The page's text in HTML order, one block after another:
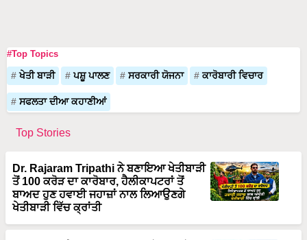
#Top Topics
ਖੇਤੀ ਬਾੜੀ ਪਸ਼ੂ ਪਾਲਣ ਸਰਕਾਰੀ ਯੋਜਨਾ ਕਾਰੋਬਾਰੀ ਵਿਚਾਰ
ਸਫਲਤਾ ਦੀਆ ਕਹਾਣੀਆਂ
Top Stories
Dr. Rajaram Tripathi ਨੇ ਬਣਾਇਆ ਖੇਤੀਬਾੜੀ
ਤੋਂ 100 ਕਰੋੜ ਦਾ ਕਾਰੋਬਾਰ, ਹੈਲੀਕਾਪਟਰਾਂ ਤੋਂ
ਬਾਅਦ ਹੁਣ ਹਵਾਈ ਜਹਾਜ਼ਾਂ ਨਾਲ ਲਿਆਉਣਗੇ
ਖੇਤੀਬਾੜੀ ਵਿੱਚ ਕ੍ਰਾਂਤੀ